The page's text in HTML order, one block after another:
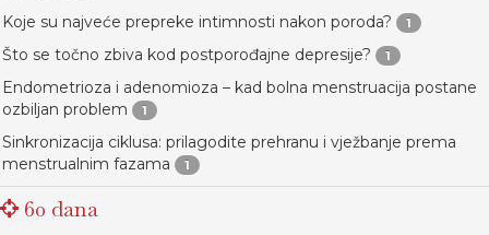
Koje su najveće prepreke intimnosti nakon poroda? 1
Što se točno zbiva kod postporođajne depresije? 1
Endometrioza i adenomioza – kad bolna menstruacija postane
ozbiljan problem
1
Sinkronizacija ciklusa: prilagodite prehranu i vježbanje prema
menstrualnim fazama
1
60 dana